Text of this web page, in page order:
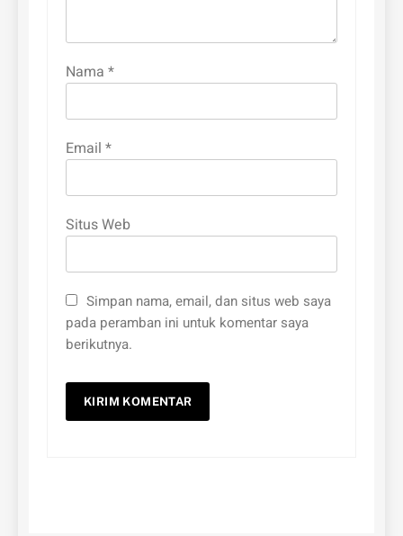
Nama *
Email *
Situs Web
Simpan nama, email, dan situs web saya
pada peramban ini untuk komentar saya
berikutnya.